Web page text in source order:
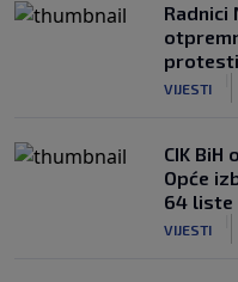
Radnici
VIJESTI
CIK
Opće
64 liste
VIJESTI